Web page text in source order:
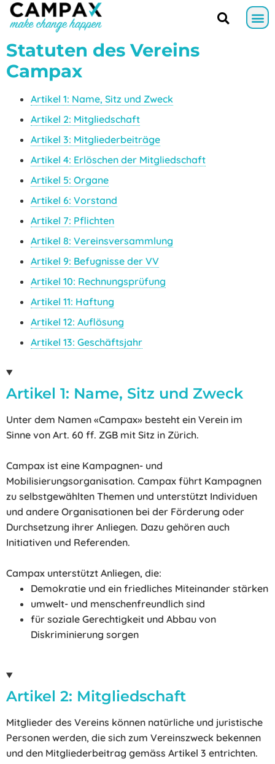
Statuten des Vereins
Campax
Artikel 1: Name, Sitz und Zweck
Artikel 2: Mitgliedschaft
Artikel 3: Mitgliederbeiträge
Artikel 4: Erlöschen der Mitgliedschaft
Artikel 5: Organe
Artikel 6: Vorstand
Artikel 7: Pflichten
Artikel 8: Vereinsversammlung
Artikel 9: Befugnisse der VV
Artikel 10: Rechnungsprüfung
Artikel 11: Haftung
Artikel 12: Auflösung
Artikel 13: Geschäftsjahr
Artikel 1: Name, Sitz und Zweck
Unter dem Namen «Campax» besteht ein Verein im
Sinne von Art. 60 ff. ZGB mit Sitz in Zürich.
Campax ist eine Kampagnen- und
Mobilisierungsorganisation. Campax führt Kampagnen
zu selbstgewählten Themen und unterstützt Individuen
und andere Organisationen bei der Förderung oder
Durchsetzung ihrer Anliegen. Dazu gehören auch
Initiativen und Referenden.
Campax unterstützt Anliegen, die:
Demokratie und ein friedliches Miteinander stärken
umwelt- und menschenfreundlich sind
für soziale Gerechtigkeit und Abbau von
Diskriminierung sorgen
Artikel 2: Mitgliedschaft
Mitglieder des Vereins können natürliche und juristische
Personen werden, die sich zum Vereinszweck bekennen
und den Mitgliederbeitrag gemäss Artikel 3 entrichten.